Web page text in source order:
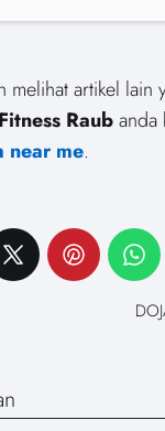
melihat artikel lain
Raubanda
near me.